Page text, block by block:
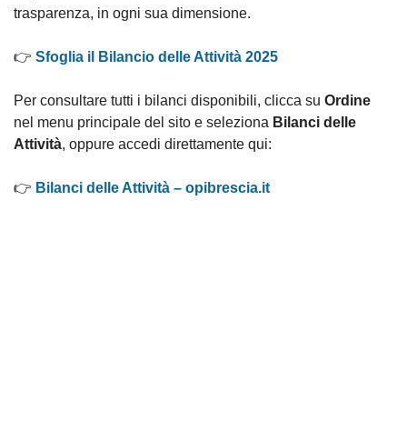
trasparenza, in ogni sua dimensione.
👉 Sfoglia il Bilancio delle Attività 2025
Per consultare tutti i bilanci disponibili, clicca su Ordine
nel menu principale del sito e seleziona Bilanci delle
Attività, oppure accedi direttamente qui:
👉 Bilanci delle Attività – opibrescia.it